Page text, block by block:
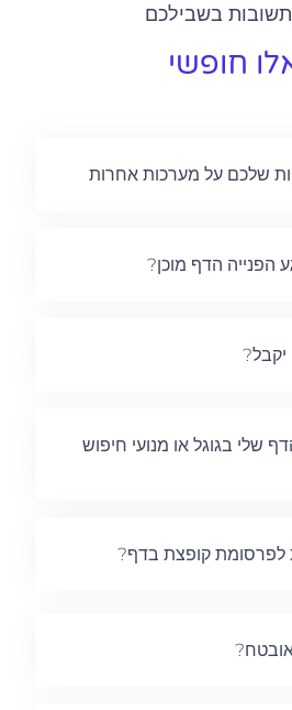
תשובות בשבילכם
חופשי
שלכם על מערכות אחרות
הפנייה הדף מוכן?
שלי בגוגל או מנועי חיפוש
קופצת בדף?